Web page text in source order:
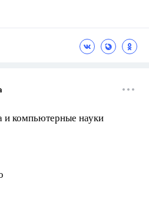
компьютерные науки